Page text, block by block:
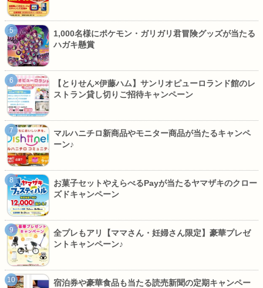
1,000名様にポケモン・ガリガリ君冒険グッズが当たる
ハガキ懸賞
【とりせん×伊藤ハム】サンリオピューロランド館のレ
ストラン貸し切りご招待キャンペーン
マルハニチロ新商品やモニター商品が当たるキャンペ
ーン♪
お菓子セットやえらべるPayが当たるヤマザキのクロー
ズドキャンペーン
全プレもアリ【ママさん・妊婦さん限定】豪華プレゼ
ントキャンペーン♪
宿泊券や豪華食品も当たる読売新聞の定期キャンペー